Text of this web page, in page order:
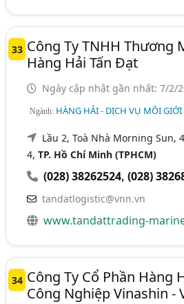
33 Công Ty TNHH Thương
Hàng Hải Tấn Đạt
Ngày cập nhật gần nhất: 7/2/
Ngành: HÀNG HẢI - DỊCH VỤ MÔI
Lầu 2, Toà Nhà Morning Sun,
4,TP. Hồ Chí Minh (TPHCM)
(028) 38262524,(028)
tandatlogistic@vnn.vn
www.tandattrading-
34 Công Ty Cổ Phần Hàng
Công Nghiệp Vinashin -